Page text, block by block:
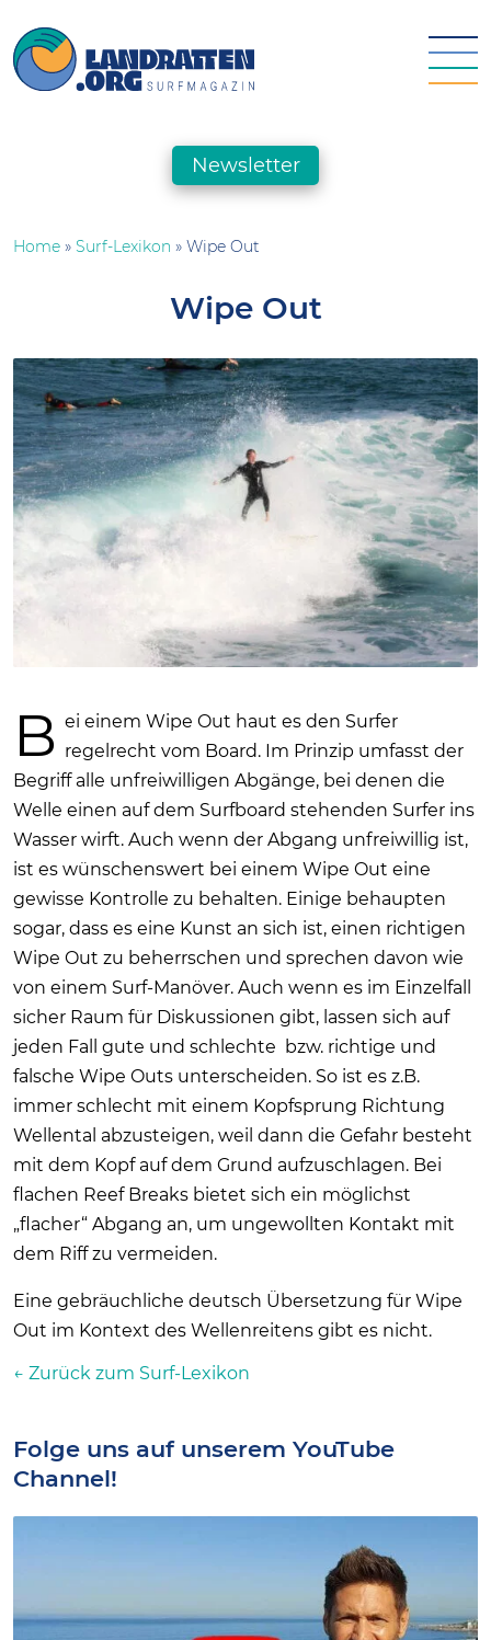
content
Newsletter
Home » Surf-Lexikon » Wipe Out
Wipe Out
B ei einem Wipe Out haut es den Surfer
regelrecht vom Board. Im Prinzip umfasst der
Begriff alle unfreiwilligen Abgänge, bei denen die
Welle einen auf dem Surfboard stehenden Surfer ins
Wasser wirft. Auch wenn der Abgang unfreiwillig ist,
ist es wünschenswert bei einem Wipe Out eine
gewisse Kontrolle zu behalten. Einige behaupten
sogar, dass es eine Kunst an sich ist, einen richtigen
Wipe Out zu beherrschen und sprechen davon wie
von einem Surf-Manöver. Auch wenn es im Einzelfall
sicher Raum für Diskussionen gibt, lassen sich auf
jeden Fall gute und schlechte bzw. richtige und
falsche Wipe Outs unterscheiden. So ist es z.B.
immer schlecht mit einem Kopfsprung Richtung
Wellental abzusteigen, weil dann die Gefahr besteht
mit dem Kopf auf dem Grund aufzuschlagen. Bei
flachen Reef Breaks bietet sich ein möglichst
„flacher“ Abgang an, um ungewollten Kontakt mit
dem Riff zu vermeiden.
Eine gebräuchliche deutsch Übersetzung für Wipe
Out im Kontext des Wellenreitens gibt es nicht.
← Zurück zum Surf-Lexikon
Folge uns auf unserem YouTube
Channel!